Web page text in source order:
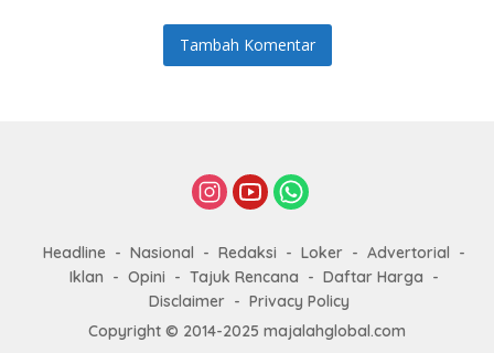
Tambah Komentar
Headline Nasional Redaksi Loker
Advertorial
Iklan
Opini Tajuk Rencana
Daftar Harga
Disclaimer
Privacy Policy
Copyright © 2014-2025 majalahglobal.com